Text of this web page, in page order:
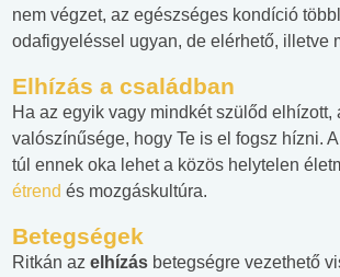
nem végzet, az egészséges kondíció
odafigyeléssel ugyan, de elérhető, illetve
Elhízás a családban
Ha az egyik vagy mindkét szülőd elhízott,
valószínűsége, hogy Te is el fogsz hízni.
túl ennek oka lehet a közös helytelen
étrend és mozgáskultúra.
Betegségek
Ritkán az elhízás betegségre vezethető